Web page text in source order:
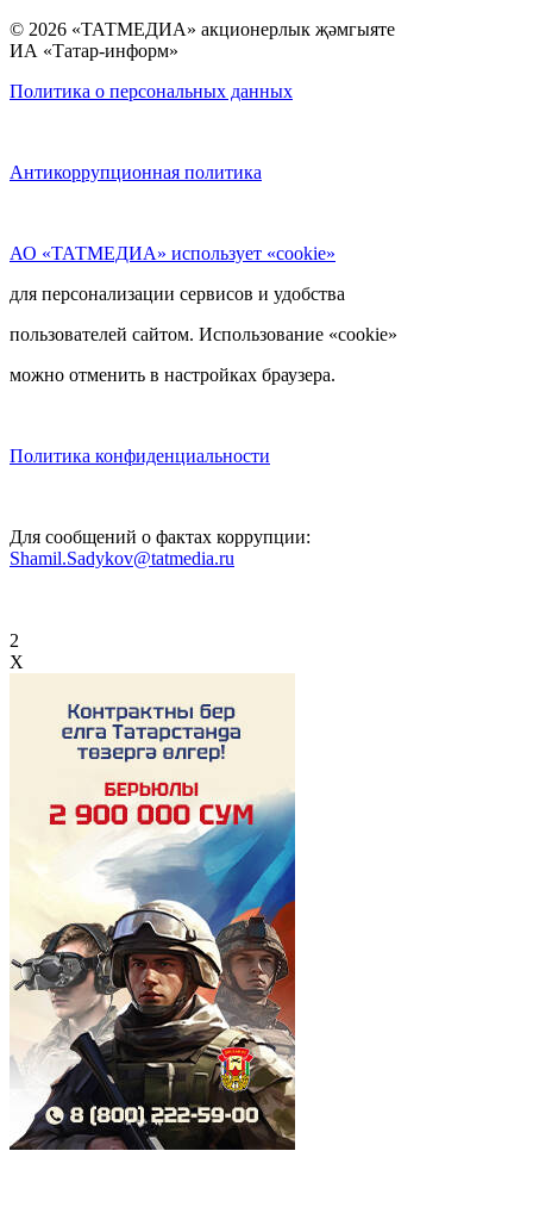
© 2026 «ТАТМЕДИА» акционерлык җәмгыяте
ИА «Татар-информ»
Политика о персональных данных
Антикоррупционная политика
АО «ТАТМЕДИА» использует «cookie»
для персонализации сервисов и удобства
пользователей сайтом. Использование «cookie»
можно отменить в настройках браузера.
Политика конфиденциальности
Для сообщений о фактах коррупции:
Shamil.Sadykov@tatmedia.ru
2
X